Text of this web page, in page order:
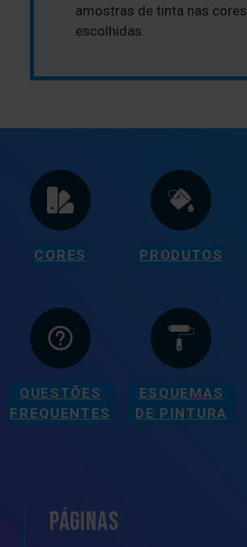
amostras de tinta nas cores
escolhidas.
CORES PRODUTOS
QUESTÕES
FREQUENTES
ESQUEMAS
DE PINTURA
PÁGINAS